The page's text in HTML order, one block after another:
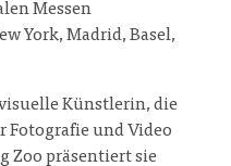
Messen
York, Madrid, Basel,
visuelle Künstlerin, die
Fotografie und Video
Zoo präsentiert sie